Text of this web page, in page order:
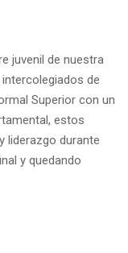
juvenil de nuestra
de
Superior con un
estos
liderazgo durante
y quedando